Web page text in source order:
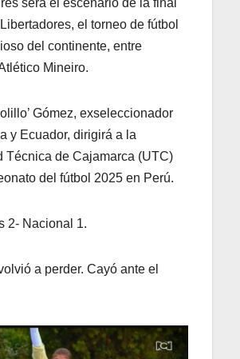
el torneo de fútbol
del continente, entre
Mineiro.
Gómez, exseleccionador
y Ecuador, dirigirá a la
Técnica de Cajamarca (UTC)
del fútbol 2025 en Perú.
2- Nacional 1.
a perder. Cayó ante el